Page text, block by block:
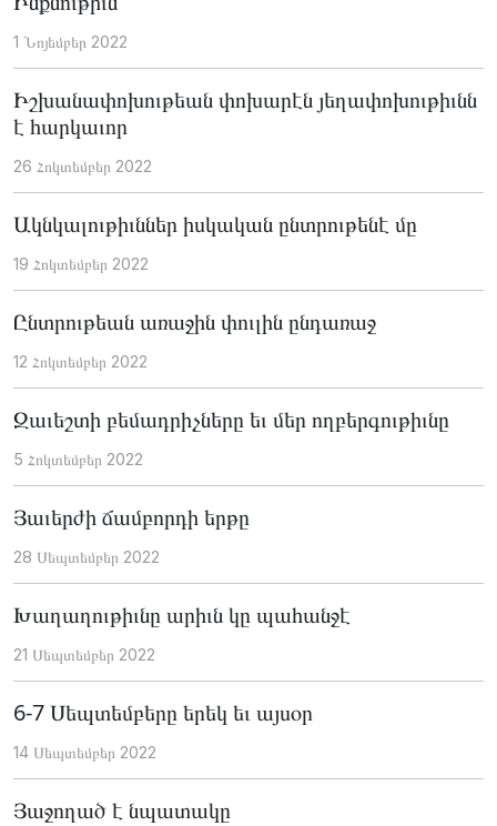
1 Նոյեմբեր 2022
Իշխանափոխութեան փոխարէն յեղափոխութիւնն
է հարկաւոր
26 Հոկտեմբեր 2022
Ակնկալութիւններ իսկական ընտրութենէ մը
19 Հոկտեմբեր 2022
Ընտրութեան առաջին փուլին ընդառաջ
12 Հոկտեմբեր 2022
Զաւեշտի բեմադրիչները եւ մեր ողբերգութիւնը
5 Հոկտեմբեր 2022
Յաւերժի ճամբորդի երթը
28 Սեպտեմբեր 2022
Խաղաղութիւնը արիւն կը պահանջէ
21 Սեպտեմբեր 2022
6-7 Սեպտեմբերը երեկ եւ այսօր
14 Սեպտեմբեր 2022
Յաջողած է նպատակը